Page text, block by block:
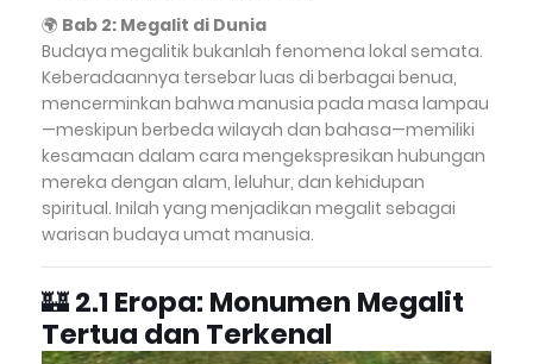
🌍 Bab 2: Megalit di Dunia
Budaya megalitik bukanlah fenomena lokal semata.
Keberadaannya tersebar luas di berbagai benua,
mencerminkan bahwa manusia pada masa lampau
—meskipun berbeda wilayah dan bahasa—memiliki
kesamaan dalam cara mengekspresikan hubungan
mereka dengan alam, leluhur, dan kehidupan
spiritual. Inilah yang menjadikan megalit sebagai
warisan budaya umat manusia.
🏰2.1 Eropa: Monumen Megalit
Tertua dan Terkenal